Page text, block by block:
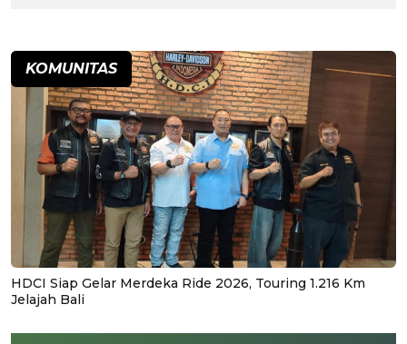
KOMUNITAS
HDCI Siap Gelar Merdeka Ride 2026, Touring 1.216 Km
Jelajah Bali